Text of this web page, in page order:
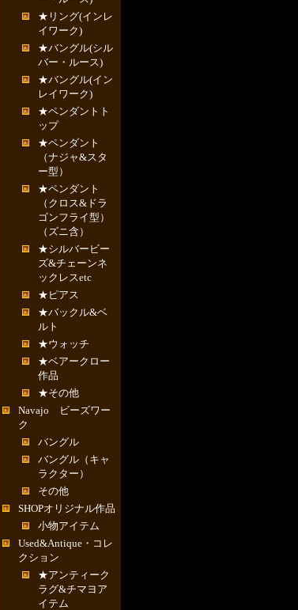
★リング(インレ
イワーク)
★バングル(シル
バー・ルース)
★バングル(イン
レイワーク)
★ペンダントト
ップ
★ペンダント
（ナジャ&スタ
ー型）
★ペンダント
（クロス&ドラ
ゴンフライ型）
（ズニ含）
★シルバービー
ズ&チェーンネ
ックレスetc
★ピアス
★バックル&ベ
ルト
★ウォッチ
★ベアークロー
作品
★その他
Navajo ビーズワー
ク
バングル
バングル（キャ
ラクター）
その他
SHOPオリジナル作品
小物アイテム
Used&Antique・コレ
クション
★アンティーク
ラグ&チマヨア
イテム